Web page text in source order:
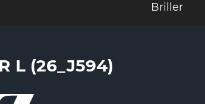
Briller
L (26_J594)